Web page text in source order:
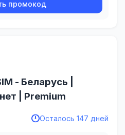
промокод
- Беларусь |
| Premium
Осталось 147 дней